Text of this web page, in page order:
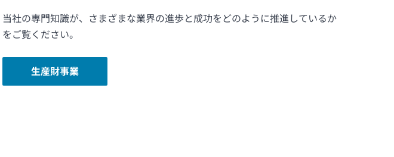
当社の専門知識が、さまざまな業界の進歩と成功をどのように推進しているか
をご覧ください。
生産財事業